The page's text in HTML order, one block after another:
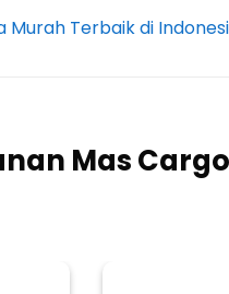
Murah Terbaik di
Mas Cargo